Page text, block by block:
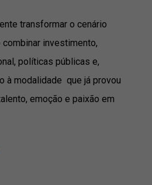
transformar o cenário
investimento,
políticas públicas e,
à modalidade que já provou
emoção e paixão em